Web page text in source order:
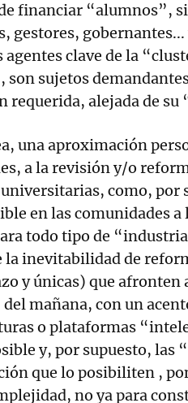
financiar “alumnos”,
gestores,
clave de la
son sujetos
requerida, alejada de
una aproximación
a la revisión y/o
como, por
en las comunidades a
todo tipo de
la inevitabilidad de
y únicas) que afronten
mañana, con un
o plataformas
y, por supuesto, las
que lo posibiliten ,
no ya para